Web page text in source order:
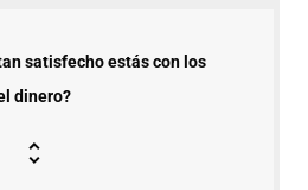
satisfecho estás con los
dinero?